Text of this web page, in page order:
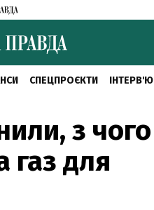
СПЕЦПРОЄКТИ ІНТЕРВ'Ю
з чого
газ для